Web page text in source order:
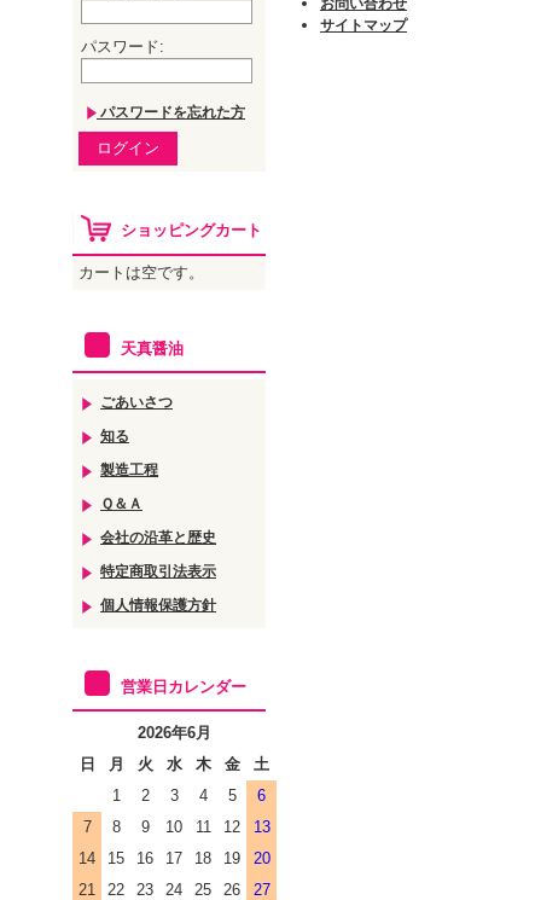
パスワード:
パスワードを忘れた方
ショッピングカート
カートは空です。
天真醤油
ごあいさつ
知る
製造工程
Ｑ＆Ａ
会社の沿革と歴史
特定商取引法表示
個人情報保護方針
営業日カレンダー
2026年6月
日
月 火 水 木 金
土
1
2 3 4 5
6
7
8 9 10 11 12
13
14
15 16 17 18 19
20
21
22 23 24 25 26
27
お問い合わせ
サイトマップ